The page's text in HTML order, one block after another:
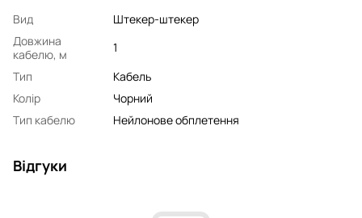
Вид
Штекер-штекер
Довжина
кабелю, м
1
Тип
Кабель
Колір
Чорний
Тип кабелю
Нейлонове обплетення
Відгуки